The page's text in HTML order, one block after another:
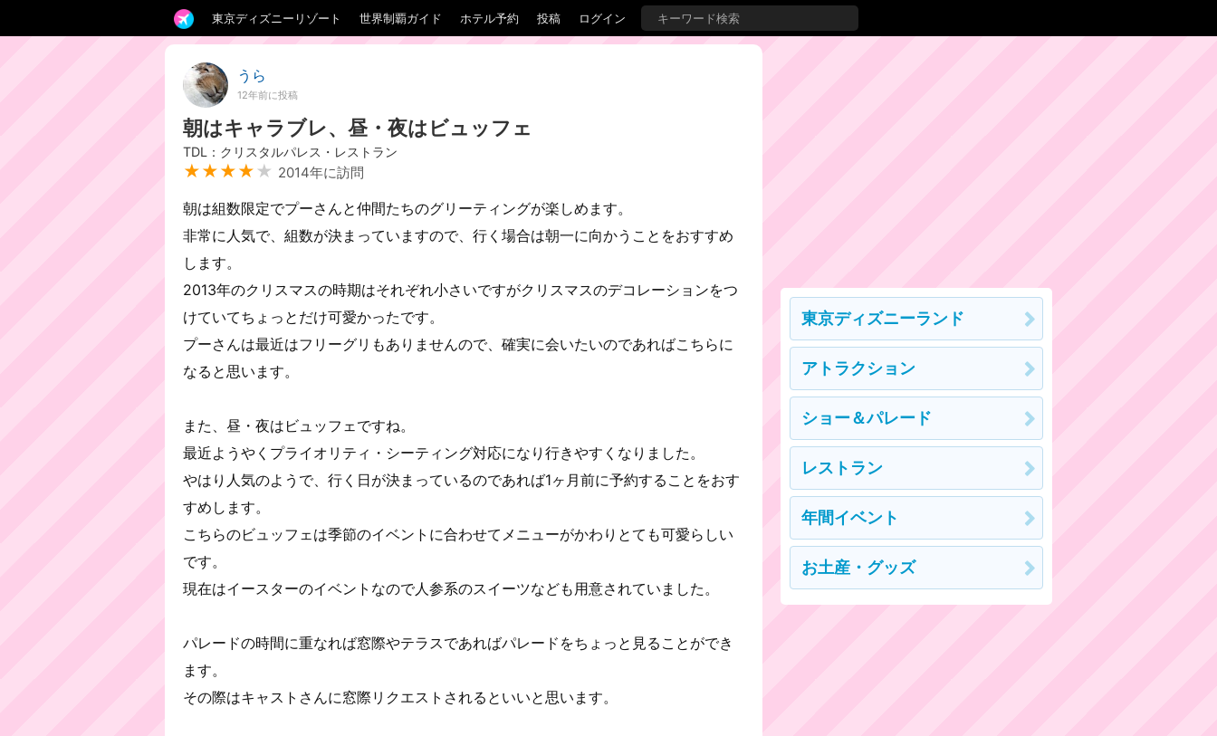
東京ディズニーリゾート 世界制覇ガイド ホテル予約 投稿 ログイン
うら
12年前に投稿
朝はキャラブレ、昼・夜はビュッフェ
TDL：クリスタルパレス・レストラン
★★★★ ★ 2014年に訪問
朝は組数限定でプーさんと仲間たちのグリーティングが楽しめます。
非常に人気で、組数が決まっていますので、行く場合は朝一に向かうことをおすすめ
します。
2013年のクリスマスの時期はそれぞれ小さいですがクリスマスのデコレーションをつ
けていてちょっとだけ可愛かったです。
プーさんは最近はフリーグリもありませんので、確実に会いたいのであればこちらに
なると思います。
また、昼・夜はビュッフェですね。
最近ようやくプライオリティ・シーティング対応になり行きやすくなりました。
やはり人気のようで、行く日が決まっているのであれば1ヶ月前に予約することをおす
すめします。
こちらのビュッフェは季節のイベントに合わせてメニューがかわりとても可愛らしい
です。
現在はイースターのイベントなので人参系のスイーツなども用意されていました。
パレードの時間に重なれば窓際やテラスであればパレードをちょっと見ることができ
ます。
その際はキャストさんに窓際リクエストされるといいと思います。
東京ディズニーランド
アトラクション
ショー＆パレード
レストラン
年間イベント
お土産・グッズ